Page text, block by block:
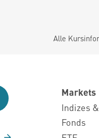
Alle
Markets
Indizes
Fonds